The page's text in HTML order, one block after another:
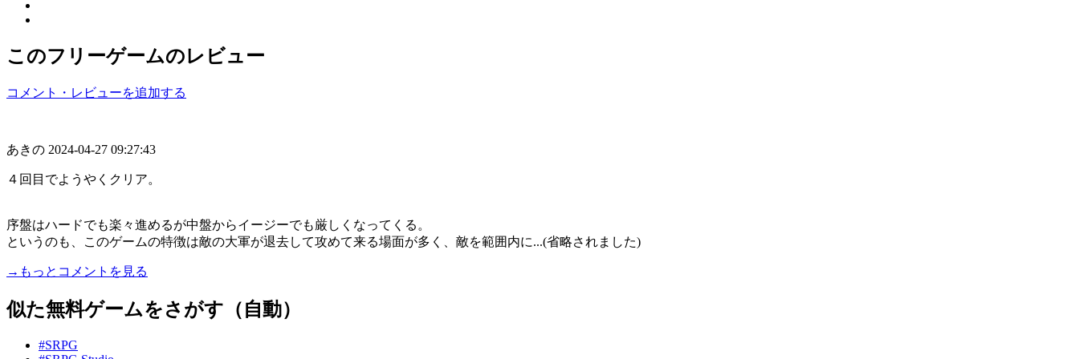
このフリーゲームのレビュー
コメント・レビューを追加する
あきの 2024-04-27 09:27:43
４回目でようやくクリア。
序盤はハードでも楽々進めるが中盤からイージーでも厳しくなってくる。
というのも、このゲームの特徴は敵の大軍が退去して攻めて来る場面が多く、敵を範囲内に...(省略されました)
→もっとコメントを見る
似た無料ゲームをさがす（自動）
#SRPG